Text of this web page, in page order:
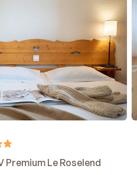
Premium Le Roselend